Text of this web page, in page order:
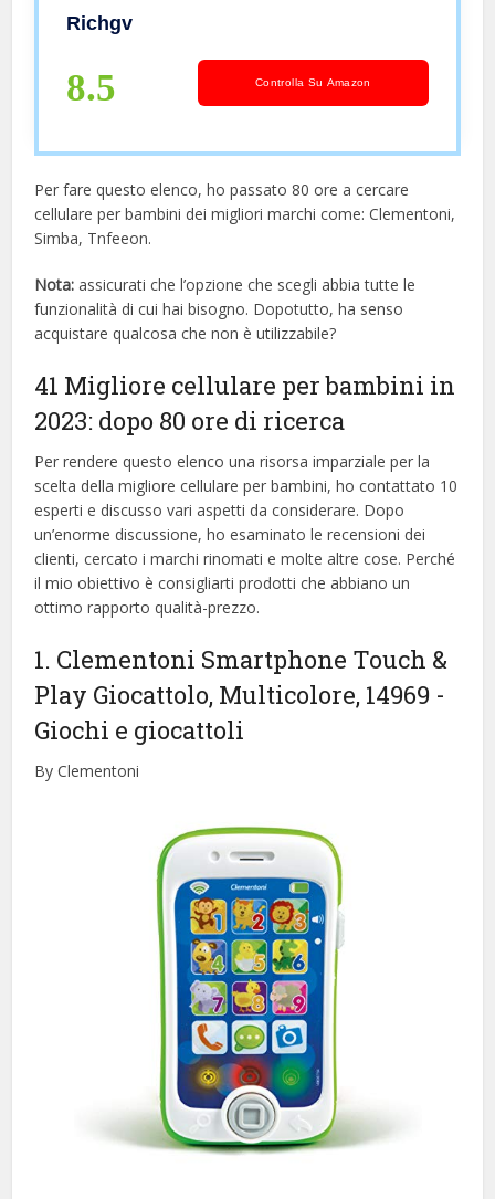
Giocattoli elettronici per
Animali.Dormire. Regalo per Neonato
6 Mesi +
Richgv
8.5 Controlla Su Amazon
Per fare questo elenco, ho passato 80 ore a cercare
cellulare per bambini dei migliori marchi come: Clementoni,
Simba, Tnfeeon.
Nota: assicurati che l’opzione che scegli abbia tutte le
funzionalità di cui hai bisogno. Dopotutto, ha senso
acquistare qualcosa che non è utilizzabile?
41 Migliore cellulare per bambini in
2023: dopo 80 ore di ricerca
Per rendere questo elenco una risorsa imparziale per la
scelta della migliore cellulare per bambini, ​​ho contattato 10
esperti e discusso vari aspetti da considerare. Dopo
un’enorme discussione, ho esaminato le recensioni dei
clienti, cercato i marchi rinomati e molte altre cose. Perché
il mio obiettivo è consigliarti prodotti che abbiano un
ottimo rapporto qualità-prezzo.
1. Clementoni Smartphone Touch &
Play Giocattolo, Multicolore, 14969 -
Giochi e giocattoli
By Clementoni